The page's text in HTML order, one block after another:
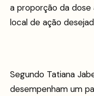
a proporção da dose
local de ação
Segundo Tatiana
desempenham um